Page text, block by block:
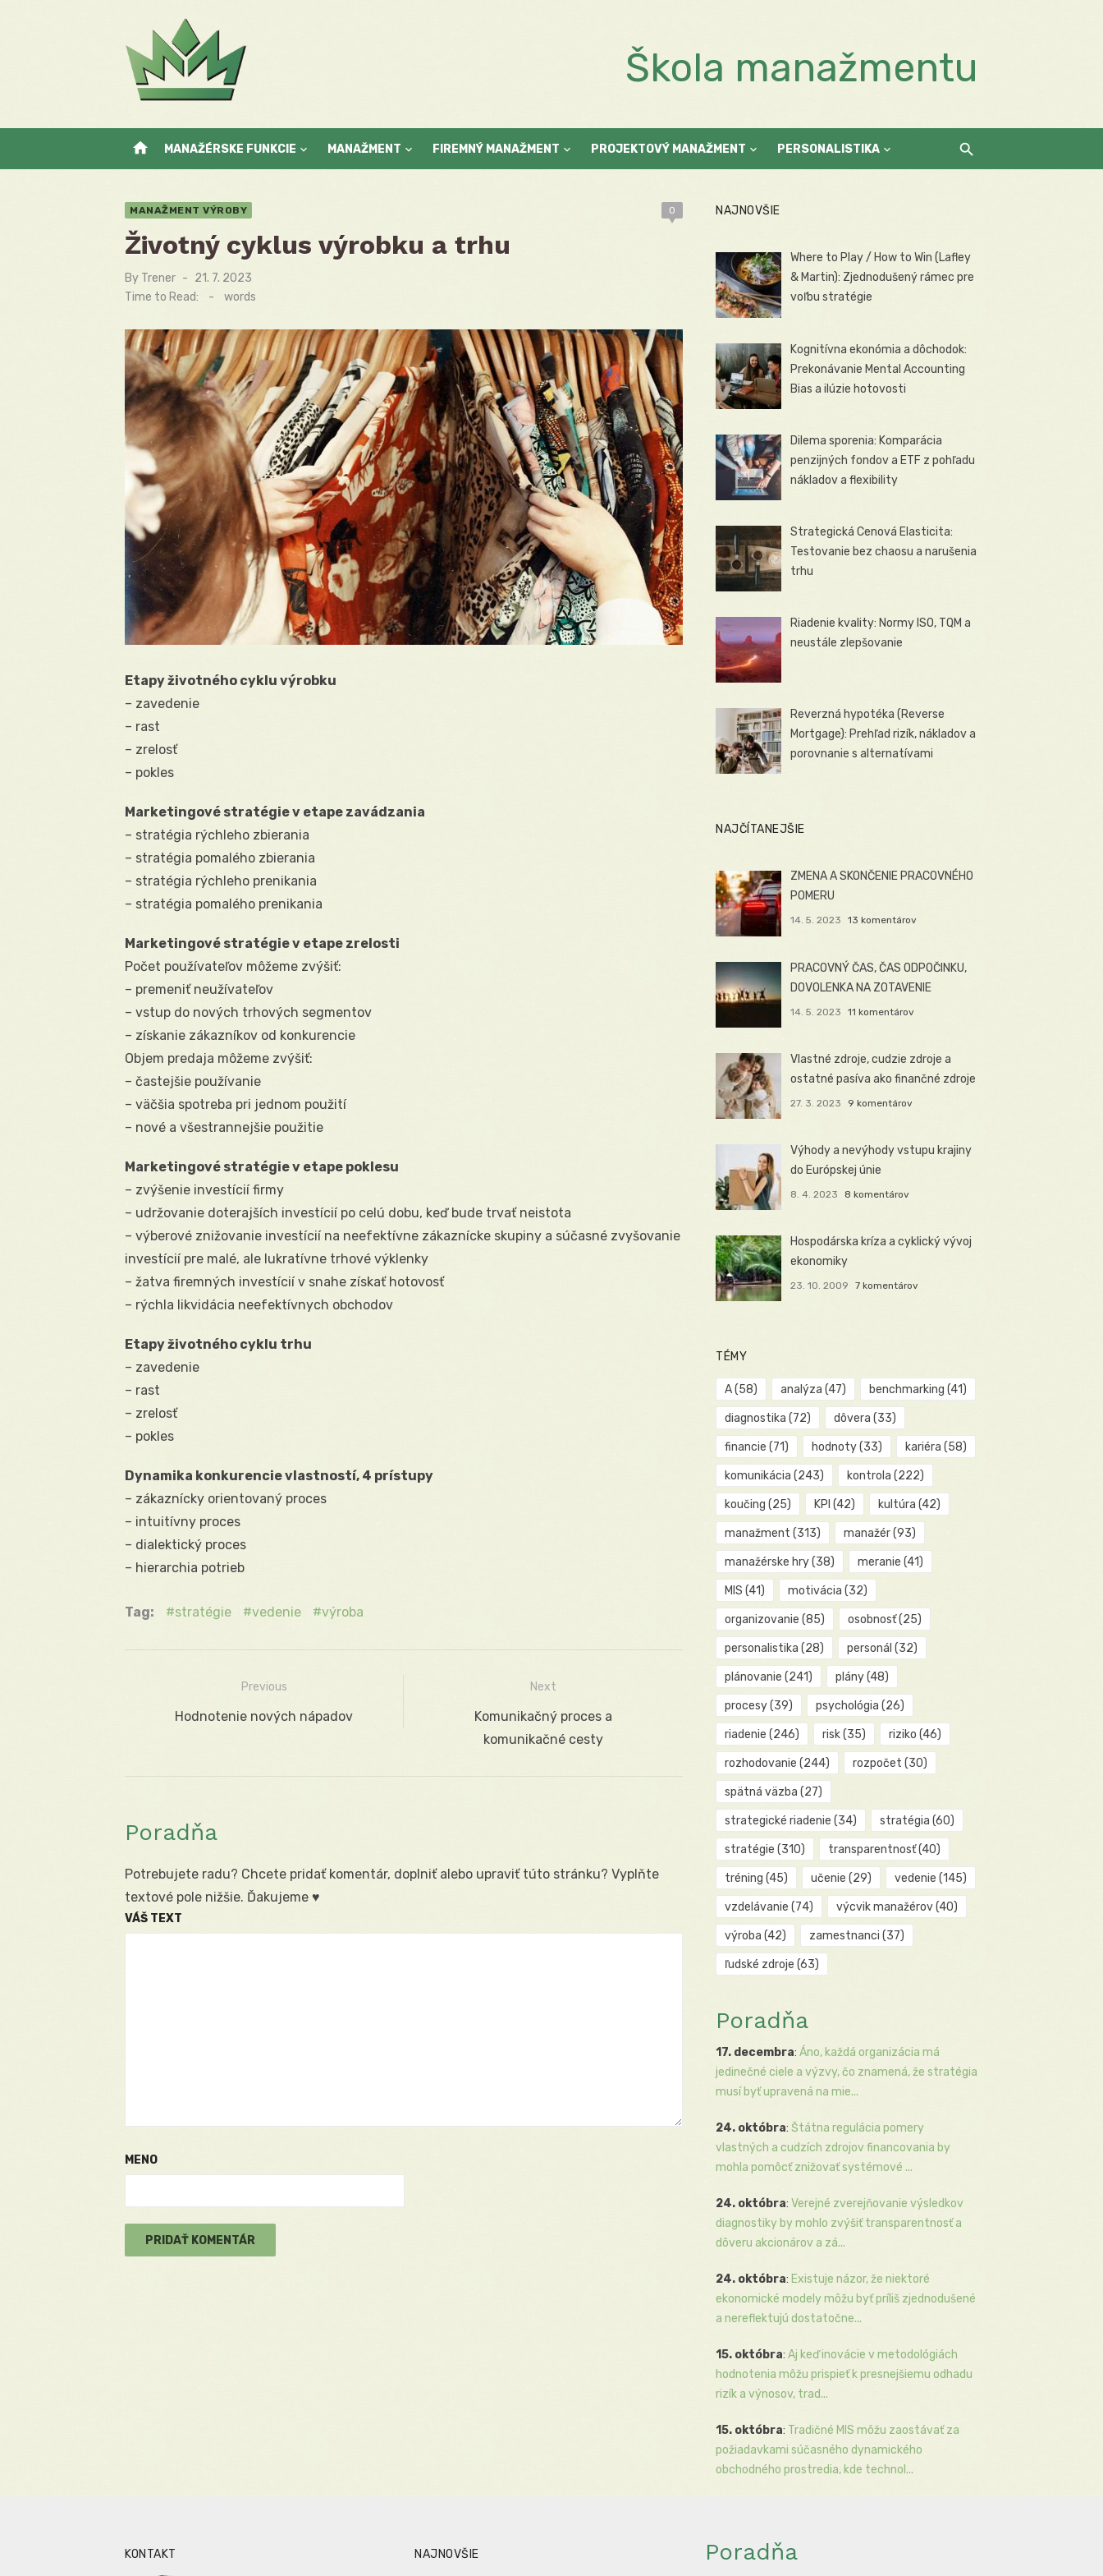
Škola manažmentu
home MANAŽÉRSKE FUNKCIE MANAŽMENT FIREMNÝ MANAŽMENT PROJEKTOVÝ MANAŽMENT PERSONALISTIKA
MANAŽMENT VÝROBY 0
Životný cyklus výrobku a trhu
By Trener
Posted
on
21. 7. 2023
Time to Read:
- words
Etapy životného cyklu výrobku
– zavedenie
– rast
– zrelosť
– pokles
Marketingové stratégie v etape zavádzania
– stratégia rýchleho zbierania
– stratégia pomalého zbierania
– stratégia rýchleho prenikania
– stratégia pomalého prenikania
Marketingové stratégie v etape zrelosti
Počet používateľov môžeme zvýšiť:
– premeniť neužívateľov
– vstup do nových trhových segmentov
– získanie zákazníkov od konkurencie
Objem predaja môžeme zvýšiť:
– častejšie používanie
– väčšia spotreba pri jednom použití
– nové a všestrannejšie použitie
Marketingové stratégie v etape poklesu
– zvýšenie investícií firmy
– udržovanie doterajších investícií po celú dobu, keď bude trvať neistota
– výberové znižovanie investícií na neefektívne zákaznícke skupiny a súčasné zvyšovanie
investícií pre malé, ale lukratívne trhové výklenky
– žatva firemných investícií v snahe získať hotovosť
– rýchla likvidácia neefektívnych obchodov
Etapy životného cyklu trhu
– zavedenie
– rast
– zrelosť
– pokles
Dynamika konkurencie vlastností, 4 prístupy
– zákaznícky orientovaný proces
– intuitívny proces
– dialektický proces
– hierarchia potrieb
Tag: stratégie vedenie výroba
Navigácia
Previous
Previous
Hodnotenie nových nápadov
Next
Komunikačný proces a
komunikačné cesty
Poradňa
Potrebujete radu? Chcete pridať komentár, doplniť alebo upraviť túto stránku? Vyplňte
textové pole nižšie. Ďakujeme ♥
VÁŠ TEXT
MENO
NAJNOVŠIE
Where to Play / How to Win (Lafley
& Martin): Zjednodušený rámec pre
voľbu stratégie
Kognitívna ekonómia a dôchodok:
Prekonávanie Mental Accounting
Bias a ilúzie hotovosti
Dilema sporenia: Komparácia
penzijných fondov a ETF z pohľadu
nákladov a flexibility
Strategická Cenová Elasticita:
Testovanie bez chaosu a narušenia
trhu
Riadenie kvality: Normy ISO, TQM a
neustále zlepšovanie
Reverzná hypotéka (Reverse
Mortgage): Prehľad rizík, nákladov a
porovnanie s alternatívami
NAJČÍTANEJŠIE
ZMENA A SKONČENIE PRACOVNÉHO
POMERU
14. 5. 2023 13 komentárov
PRACOVNÝ ČAS, ČAS ODPOČINKU,
DOVOLENKA NA ZOTAVENIE
14. 5. 2023 11 komentárov
Vlastné zdroje, cudzie zdroje a
ostatné pasíva ako finančné zdroje
27. 3. 2023 9 komentárov
Výhody a nevýhody vstupu krajiny
do Európskej únie
8. 4. 2023 8 komentárov
Hospodárska kríza a cyklický vývoj
ekonomiky
23. 10. 2009 7 komentárov
TÉMY
A(58) analýza (47) benchmarking (41)
diagnostika (72) dôvera (33)
financie (71) hodnoty(33) kariéra (58)
komunikácia (243) kontrola (222)
koučing (25) KPI (42) kultúra (42)
manažment (313) manažér(93)
manažérske hry(38) meranie (41)
MIS (41) motivácia (32)
organizovanie (85) osobnosť(25)
personalistika (28) personál (32)
plánovanie (241) plány(48)
procesy(39) psychológia (26)
riadenie (246) risk(35) riziko (46)
rozhodovanie (244) rozpočet (30)
spätná väzba (27)
strategické riadenie (34) stratégia (60)
stratégie (310) transparentnosť(40)
tréning (45) učenie (29) vedenie (145)
vzdelávanie (74) výcvik manažérov(40)
výroba (42) zamestnanci (37)
ľudské zdroje (63)
Poradňa
17. decembra: Áno, každá organizácia má
jedinečné ciele a výzvy, čo znamená, že stratégia
musí byť upravená na mie...
24. októbra: Štátna regulácia pomery
vlastných a cudzích zdrojov financovania by
mohla pomôcť znižovať systémové ...
24. októbra: Verejné zverejňovanie výsledkov
diagnostiky by mohlo zvýšiť transparentnosť a
dôveru akcionárov a zá...
24. októbra: Existuje názor, že niektoré
ekonomické modely môžu byť príliš zjednodušené
a nereflektujú dostatočne...
15. októbra: Aj keď inovácie v metodológiách
hodnotenia môžu prispieť k presnejšiemu odhadu
rizík a výnosov, trad...
15. októbra: Tradičné MIS môžu zaostávať za
požiadavkami súčasného dynamického
obchodného prostredia, kde technol...
KONTAKT NAJNOVŠIE Poradňa